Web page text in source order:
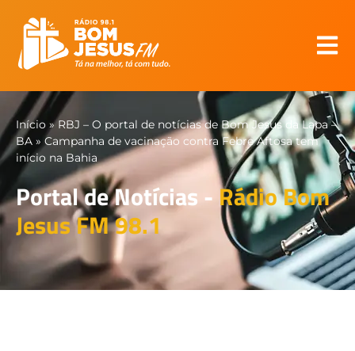
Início »RBJ – O portal de notícias de Bom Jesus da Lapa –
BA » Campanha de vacinação contra Febre Aftosa tem
início na Bahia
Portal de Notícias -Rádio Bom
Jesus FM 98.1